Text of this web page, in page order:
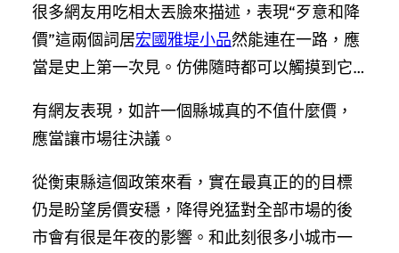
很多網友用吃相太丟臉來描述，表現“歹意和降
價”這兩個詞居宏國雅堤小品然能連在一路，應
當是史上第一次見。仿佛隨時都可以觸摸到它…
有網友表現，如許一個縣城真的不值什麼價，
應當讓市場往決議。
從衡東縣這個政策來看，實在最真正的的目標
仍是盼望房價安穩，降得兇猛對全部市場的後
市會有很是年夜的影響。和此刻很多小城市一